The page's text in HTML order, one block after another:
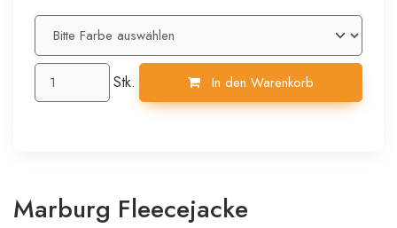
Stk. In den Warenkorb
Marburg Fleecejacke